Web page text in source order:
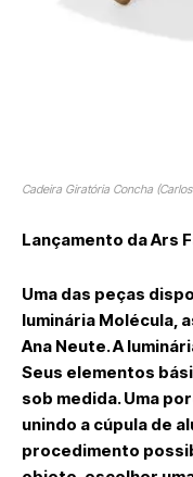
Cadeira Giratória Concha
Lançamento da Ars
Uma das peças
luminária Molécula,
Ana Neute. A
Seus elementos
sob medida. Uma
unindo a cúpula de
procedimento